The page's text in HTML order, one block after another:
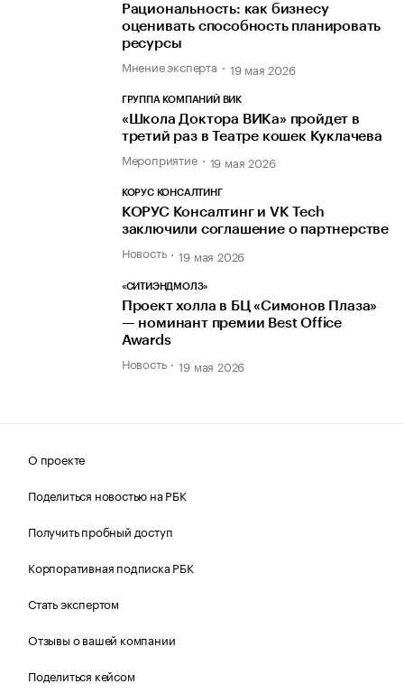
Рациональность: как бизнесу
оценивать способность планировать
ресурсы
Мнение эксперта 19 мая 2026
ГРУППА КОМПАНИЙ ВИК
«Школа Доктора ВИКа» пройдет в
третий раз в Театре кошек Куклачева
Мероприятие 19 мая 2026
КОРУС КОНСАЛТИНГ
КОРУС Консалтинг и VK Tech
заключили соглашение о партнерстве
Новость 19 мая 2026
«СИТИЭНДМОЛЗ»
Проект холла в БЦ «Симонов Плаза»
— номинант премии Best Office
Awards
Новость 19 мая 2026
О проекте
Поделиться новостью на РБК
Получить пробный доступ
Корпоративная подписка РБК
Стать экспертом
Отзывы о вашей компании
Поделиться кейсом